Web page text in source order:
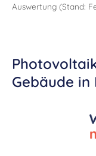
Auswertung (Stand:
Gebäude in